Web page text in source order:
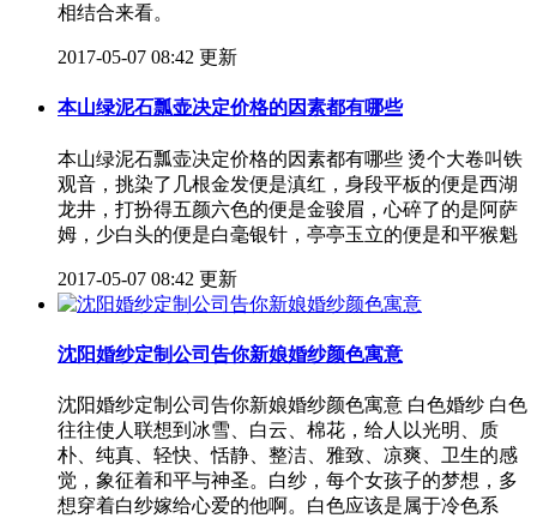
相结合来看。
2017-05-07 08:42 更新
本山绿泥石瓢壶决定价格的因素都有哪些
本山绿泥石瓢壶决定价格的因素都有哪些 烫个大卷叫铁
观音，挑染了几根金发便是滇红，身段平板的便是西湖
龙井，打扮得五颜六色的便是金骏眉，心碎了的是阿萨
姆，少白头的便是白毫银针，亭亭玉立的便是和平猴魁
2017-05-07 08:42 更新
沈阳婚纱定制公司告你新娘婚纱颜色寓意
沈阳婚纱定制公司告你新娘婚纱颜色寓意 白色婚纱 白色
往往使人联想到冰雪、白云、棉花，给人以光明、质
朴、纯真、轻快、恬静、整洁、雅致、凉爽、卫生的感
觉，象征着和平与神圣。白纱，每个女孩子的梦想，多
想穿着白纱嫁给心爱的他啊。白色应该是属于冷色系